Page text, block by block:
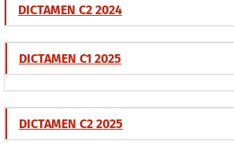
DICTAMEN C2 2024
DICTAMEN C1 2025
DICTAMEN C2 2025